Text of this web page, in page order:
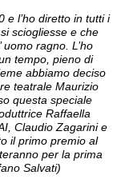
e l’ho diretto in tutti i
sciogliesse e che
uomo ragno. L’ho
tempo, pieno di
abbiamo deciso
teatrale Maurizio
questa speciale
Raffaella
Claudio Zagarini e
il primo premio al
per la prima
Salvati)